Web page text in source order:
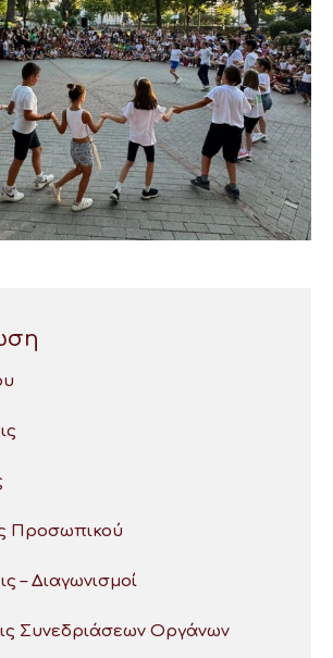
Προσωπικού
– Διαγωνισμοί
Συνεδριάσεων Οργάνων